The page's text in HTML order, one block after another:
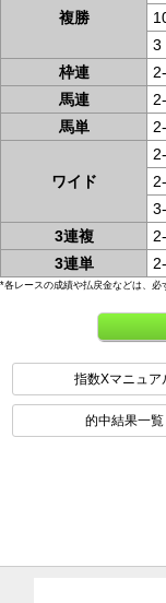
複勝
3
枠連
馬連
馬単
ワイド
3連複
3連単
*各レースの成績や払戻金などは、必
指数Xマニュア
的中結果一覧